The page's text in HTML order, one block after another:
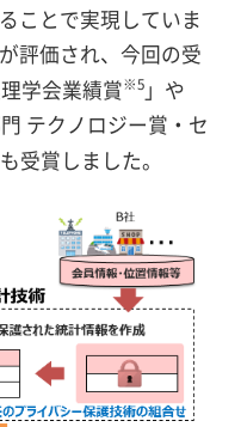
ことで実現していま
評価され、今回の受
学会業績賞※5」や
テクノロジー賞・セ
受賞しました。